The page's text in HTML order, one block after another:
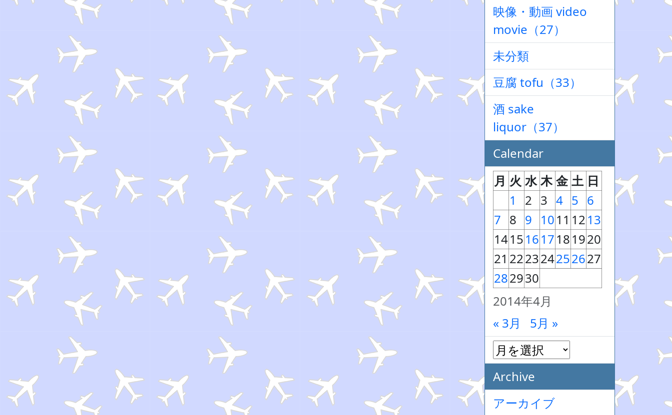
映像・動画 video
movie（27）
未分類
豆腐 tofu（33）
酒 sake
liquor（37）
Calendar
2014年4月
月 火 水 木 金 土 日
1
2 3 4 5 6
7 8 9 1011 1213
14151617181920
21 222324252627
282930
« 3月 5月 »
Archive
アーカイブ